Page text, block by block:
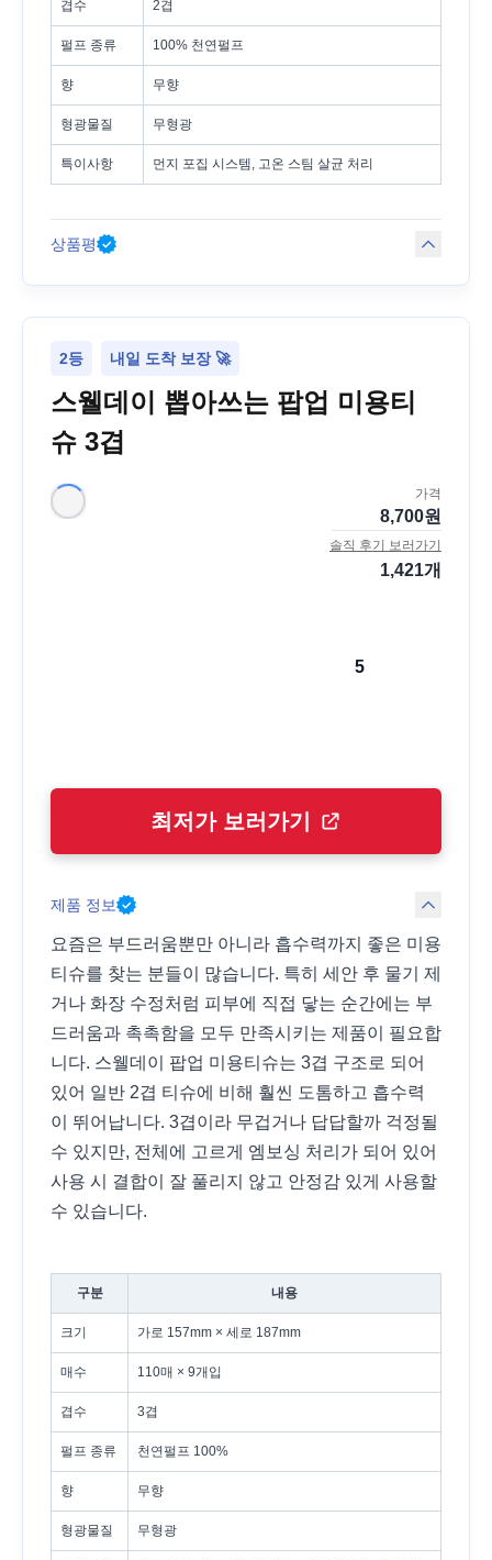
겹수 2겹
펄프 종류 100% 천연펄프
향 무향
형광물질 무형광
특이사항 먼지 포집 시스템, 고온 스팀 살균 처리
상품평
2등 내일 도착 보장 🚀
스웰데이 뽑아쓰는 팝업 미용티
슈 3겹
가격
8,700원
솔직 후기 보러가기
1,421개
5
최저가 보러가기
제품 정보
요즘은 부드러움뿐만 아니라 흡수력까지 좋은 미용
티슈를 찾는 분들이 많습니다. 특히 세안 후 물기 제
거나 화장 수정처럼 피부에 직접 닿는 순간에는 부
드러움과 촉촉함을 모두 만족시키는 제품이 필요합
니다. 스웰데이 팝업 미용티슈는 3겹 구조로 되어
있어 일반 2겹 티슈에 비해 훨씬 도톰하고 흡수력
이 뛰어납니다. 3겹이라 무겁거나 답답할까 걱정될
수 있지만, 전체에 고르게 엠보싱 처리가 되어 있어
사용 시 결합이 잘 풀리지 않고 안정감 있게 사용할
수 있습니다.
구분 내용
크기 가로 157mm × 세로 187mm
매수 110매 × 9개입
겹수 3겹
펄프 종류 천연펄프 100%
향 무향
형광물질 무형광